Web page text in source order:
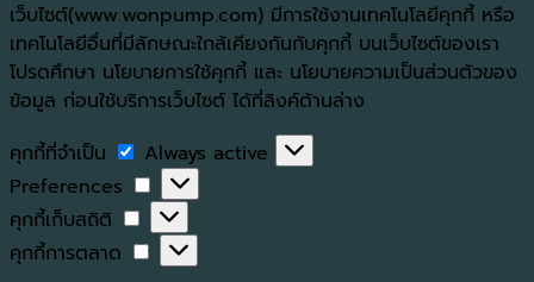
เว็บไซต์(www.wonpump.com) มีการใช้งานเทคโนโลยีคุกกี้ หรือ
เทคโนโลยีอื่นที่มีลักษณะใกล้เคียงกันกับคุกกี้ บนเว็บไซต์ของเรา
โปรดศึกษา นโยบายการใช้คุกกี้ และ นโยบายความเป็นส่วนตัวของ
ข้อมูล ก่อนใช้บริการเว็บไซต์ ได้ที่ลิงค์ด้านล่าง
คุกกี้ที่จำเป็น
คุกกี้
ที่
จำเป็น
Always active
Preferences
Preferences
คุกกี้เก็บสถิติ
คุกกี้
เก็บ
สถิติ
คุกกี้การตลาด
คุกกี้